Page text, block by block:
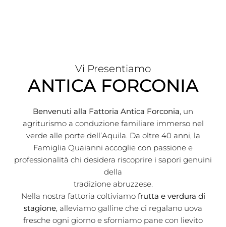
Vi Presentiamo
ANTICA FORCONIA
Benvenuti alla Fattoria Antica Forconia, un
agriturismo a conduzione familiare immerso nel
verde alle porte dell’Aquila. Da oltre 40 anni, la
Famiglia Quaianni accoglie con passione e
professionalità chi desidera riscoprire i sapori genuini
della
tradizione abruzzese.
Nella nostra fattoria coltiviamo frutta e verdura di
stagione, alleviamo galline che ci regalano uova
fresche ogni giorno e sforniamo pane con lievito